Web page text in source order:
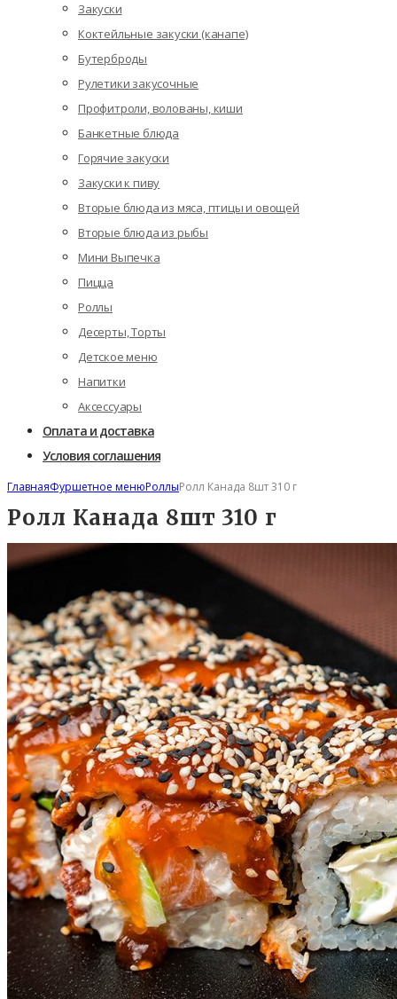
Закуски
Коктейльные закуски (канапе)
Бутерброды
Рулетики закусочные
Профитроли, волованы, киши
Банкетные блюда
Горячие закуски
Закуски к пиву
Вторые блюда из мяса, птицы и овощей
Вторые блюда из рыбы
Мини Выпечка
Пицца
Роллы
Десерты, Торты
Детское меню
Напитки
Аксессуары
Оплата и доставка
Условия соглашения
ГлавнаяФуршетное менюРоллыРолл Канада 8шт 310 г
Ролл Канада 8шт 310 г